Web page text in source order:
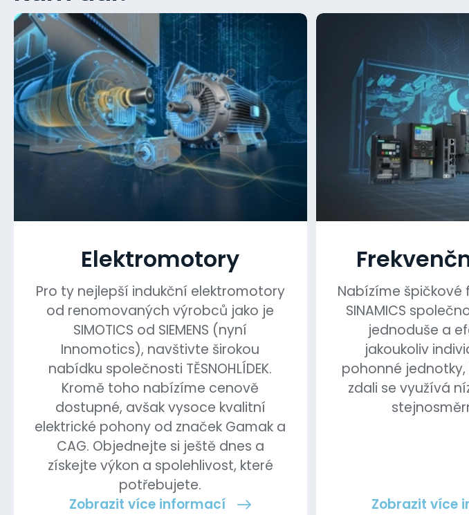
Elektromotory
Pro ty nejlepší indukční elektromotory
od renomovaných výrobců jako je
SIMOTICS od SIEMENS (nyní
Innomotics), navštivte širokou
nabídku společnosti TĚSNOHLÍDEK.
Kromě toho nabízíme cenově
dostupné, avšak vysoce kvalitní
elektrické pohony od značek Gamak a
CAG. Objednejte si ještě dnes a
získejte výkon a spolehlivost, které
potřebujete.
Zobrazit více informací
Nabízíme špičkové
SINAMICS
jednoduše a
jakoukoliv
pohonné
zdali se využívá
Zobrazit více